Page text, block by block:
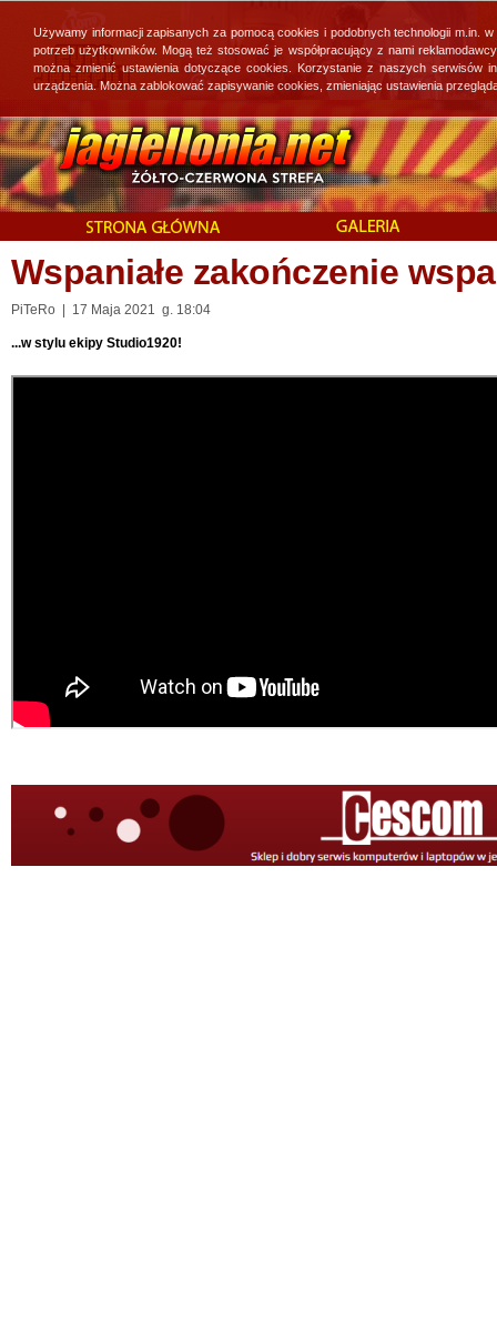
Wspaniałe zakończenie
PiTeRo | 17 Maja 2021 g. 18:04
...w stylu ekipy Studio1920!
Używamy informacji zapisanych za pomocą cookies i podobnych technologii
potrzeb użytkowników. Mogą też stosować je współpracujący z nami
można zmienić ustawienia dotyczące cookies. Korzystanie z naszych
urządzenia. Można zablokować zapisywanie cookies, zmieniając ustawienia